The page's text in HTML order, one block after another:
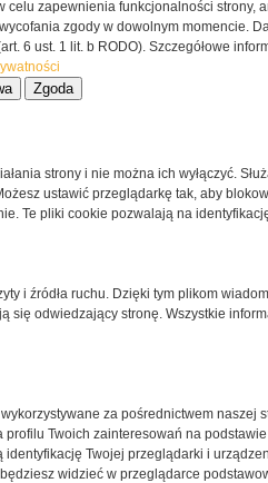
korzystania z portalu
z ograniczoną
komandytowa, nr KRS:
REGON 146393437
w postaci Regulaminu.
cookies do przechowywania
Pliki cookies stosujemy
na najwyższym poziomie,
celu zapewnienia funkcjonalności strony,
zgody w dowolnym momencie.
6 ust. 1 lit. b RODO). Szczegółowe
Zgoda
strony i nie można ich wyłączyć.
ustawić przeglądarkę tak, aby
Te pliki cookie pozwalają na
i źródła ruchu. Dzięki tym plikom
się odwiedzający stronę. Wszystkie
za pośrednictwem naszej
profilu Twoich zainteresowań na
Twojej przeglądarki i
widzieć w przeglądarce